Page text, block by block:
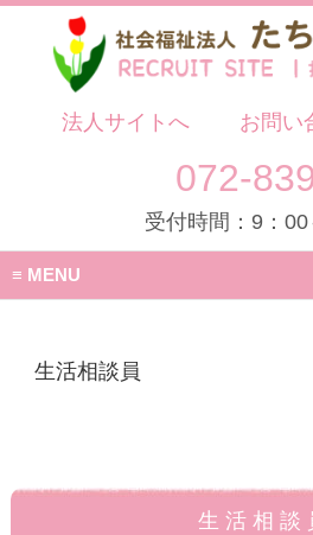
法人サイトへ お問い
072-
受付時間：9：
MENU
生活相談員
生活相談